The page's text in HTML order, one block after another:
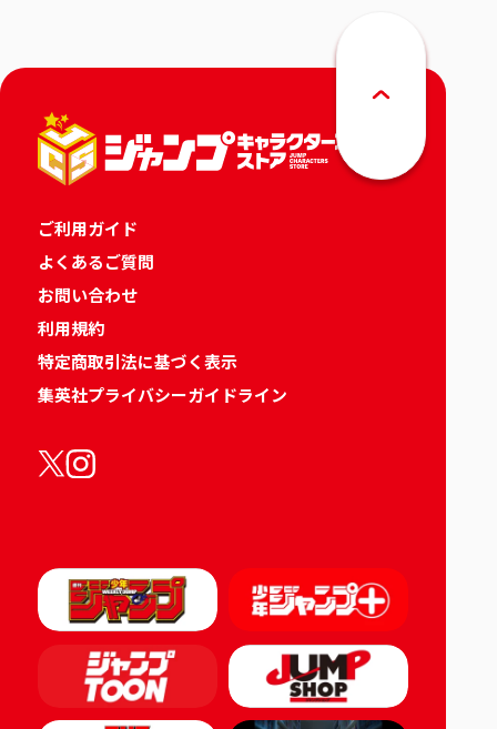
ご利用ガイド
よくあるご質問
お問い合わせ
利用規約
特定商取引法に基づく表示
集英社プライバシーガイドライン